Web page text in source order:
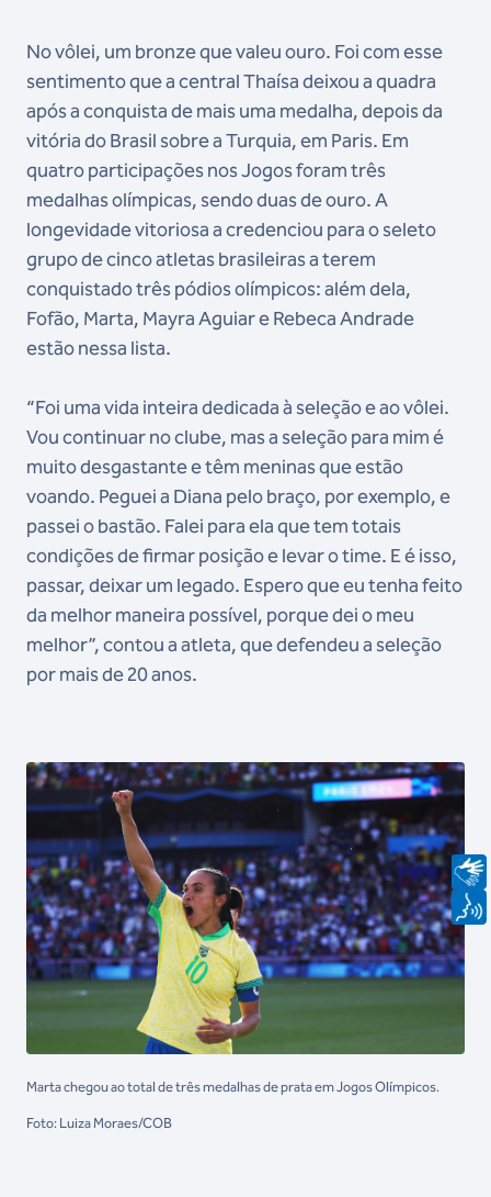
No vôlei, um bronze que valeu ouro. Foi com esse
sentimento que a central Thaísa deixou a quadra
após a conquista de mais uma medalha, depois da
vitória do Brasil sobre a Turquia, em Paris. Em
quatro participações nos Jogos foram três
medalhas olímpicas, sendo duas de ouro. A
longevidade vitoriosa a credenciou para o seleto
grupo de cinco atletas brasileiras a terem
conquistado três pódios olímpicos: além dela,
Fofão, Marta, Mayra Aguiar e Rebeca Andrade
estão nessa lista.
“Foi uma vida inteira dedicada à seleção e ao vôlei.
Vou continuar no clube, mas a seleção para mim é
muito desgastante e têm meninas que estão
voando. Peguei a Diana pelo braço, por exemplo, e
passei o bastão. Falei para ela que tem totais
condições de firmar posição e levar o time. E é isso,
passar, deixar um legado. Espero que eu tenha feito
da melhor maneira possível, porque dei o meu
melhor”, contou a atleta, que defendeu a seleção
por mais de 20 anos.
Marta chegou ao total de três medalhas de prata em Jogos Olímpicos.
Foto: Luiza Moraes/COB